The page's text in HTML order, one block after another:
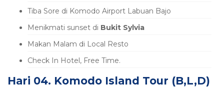
Tiba Sore di Komodo Airport Labuan Bajo
Menikmati sunset di Bukit Sylvia
Makan Malam di Local Resto
Check In Hotel, Free Time.
Hari 04. Komodo Island Tour (B,L,D)